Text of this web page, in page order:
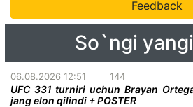
Feedback
So`ngi
06.08.2026 12:51 144
UFC 331 turniri uchun Brayan
jang elon qilindi + POSTER